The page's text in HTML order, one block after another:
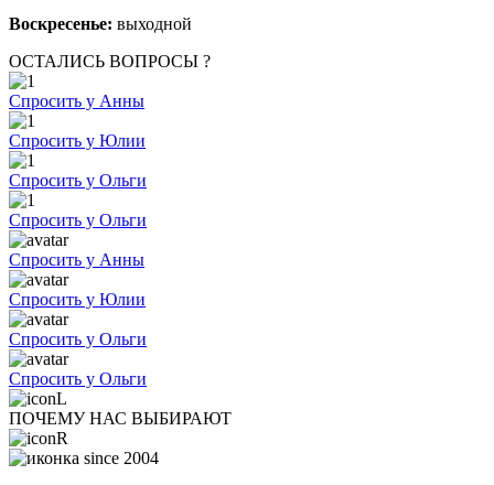
Воскресенье: выходной
ОСТАЛИСЬ ВОПРОСЫ ?
Спросить у Анны
Спросить у Юлии
Спросить у Ольги
Спросить у Ольги
Спросить у Анны
Спросить у Юлии
Спросить у Ольги
Спросить у Ольги
ПОЧЕМУ НАС ВЫБИРАЮТ